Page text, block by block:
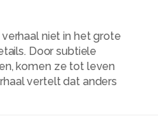
niet in het grote
Door subtiele
komen ze tot leven
vertelt dat anders